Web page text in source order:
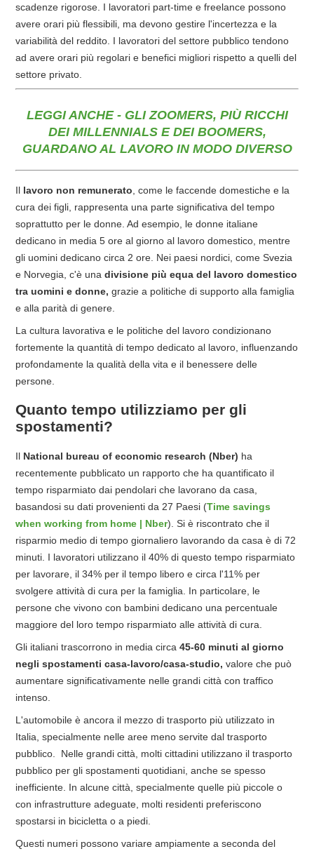
scadenze rigorose. I lavoratori part-time e freelance possono
avere orari più flessibili, ma devono gestire l'incertezza e la
variabilità del reddito. I lavoratori del settore pubblico tendono
ad avere orari più regolari e benefici migliori rispetto a quelli del
settore privato.
LEGGI ANCHE - GLI ZOOMERS, PIÙ RICCHI
DEI MILLENNIALS E DEI BOOMERS,
GUARDANO AL LAVORO IN MODO DIVERSO
Il lavoro non remunerato , come le faccende domestiche e la
cura dei figli, rappresenta una parte significativa del tempo
soprattutto per le donne. Ad esempio, le donne italiane
dedicano in media 5 ore al giorno al lavoro domestico, mentre
gli uomini dedicano circa 2 ore. Nei paesi nordici, come Svezia
e Norvegia, c'è una divisione più equa del lavoro domestico
tra uomini e donne, grazie a politiche di supporto alla famiglia
e alla parità di genere.
La cultura lavorativa e le politiche del lavoro condizionano
fortemente la quantità di tempo dedicato al lavoro, influenzando
profondamente la qualità della vita e il benessere delle
persone.
Quanto tempo utilizziamo per gli
spostamenti?
Il National bureau of economic research (Nber) ha
recentemente pubblicato un rapporto che ha quantificato il
tempo risparmiato dai pendolari che lavorano da casa,
basandosi su dati provenienti da 27 Paesi (Time savings
when working from home | Nber). Si è riscontrato che il
risparmio medio di tempo giornaliero lavorando da casa è di 72
minuti. I lavoratori utilizzano il 40% di questo tempo risparmiato
per lavorare, il 34% per il tempo libero e circa l'11% per
svolgere attività di cura per la famiglia. In particolare, le
persone che vivono con bambini dedicano una percentuale
maggiore del loro tempo risparmiato alle attività di cura.
Gli italiani trascorrono in media circa 45-60 minuti al giorno
negli spostamenti casa-lavoro/casa-studio, valore che può
aumentare significativamente nelle grandi città con traffico
intenso.
L'automobile è ancora il mezzo di trasporto più utilizzato in
Italia, specialmente nelle aree meno servite dal trasporto
pubblico. Nelle grandi città, molti cittadini utilizzano il trasporto
pubblico per gli spostamenti quotidiani, anche se spesso
inefficiente. In alcune città, specialmente quelle più piccole o
con infrastrutture adeguate, molti residenti preferiscono
spostarsi in bicicletta o a piedi.
Questi numeri possono variare ampiamente a seconda del